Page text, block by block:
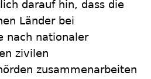
darauf hin, dass die
Länder bei
nach nationaler
zivilen
zusammenarbeiten